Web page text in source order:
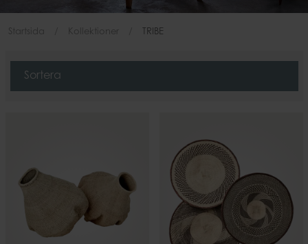
Startsida Kollektioner TRIBE
Sortera